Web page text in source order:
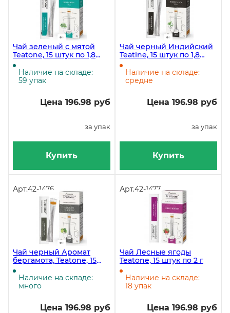
Чай зеленый с мятой
Teatone, 15 штук по 1,8
грамм
Наличие на складе:
59 упак
Цена 196.98 руб
за упак
Купить
Чай черный Индийский
Teatine, 15 штук по 1,8
грамм
Наличие на складе:
средне
Цена 196.98 руб
за упак
Купить
Арт.42-1476
Чай черный Аромат
бергамота, Teatone, 15
штук по 1,8 грамм
Наличие на складе:
много
Цена 196.98 руб
Арт.42-1477
Чай Лесные ягоды
Teatone, 15 штук по 2 г
Наличие на складе:
18 упак
Цена 196.98 руб